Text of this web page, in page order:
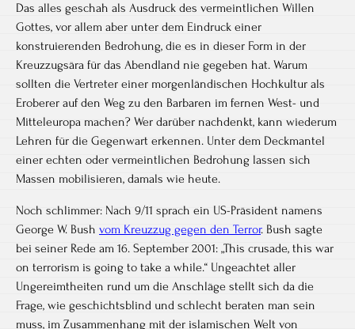
Das alles geschah als Ausdruck des vermeintlichen Willen
Gottes, vor allem aber unter dem Eindruck einer
konstruierenden Bedrohung, die es in dieser Form in der
Kreuzzugsära für das Abendland nie gegeben hat. Warum
sollten die Vertreter einer morgenländischen Hochkultur als
Eroberer auf den Weg zu den Barbaren im fernen West- und
Mitteleuropa machen? Wer darüber nachdenkt, kann wiederum
Lehren für die Gegenwart erkennen. Unter dem Deckmantel
einer echten oder vermeintlichen Bedrohung lassen sich
Massen mobilisieren, damals wie heute.
Noch schlimmer: Nach 9/11 sprach ein US-Präsident namens
George W. Bush vom Kreuzzug gegen den Terror. Bush sagte
bei seiner Rede am 16. September 2001: „This crusade, this war
on terrorism is going to take a while.“ Ungeachtet aller
Ungereimtheiten rund um die Anschläge stellt sich da die
Frage, wie geschichtsblind und schlecht beraten man sein
muss, im Zusammenhang mit der islamischen Welt von